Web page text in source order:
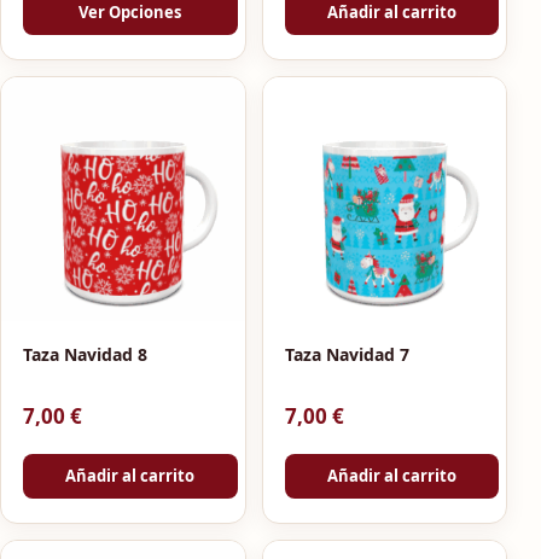
Ver Opciones Añadir al carrito
Taza Navidad 8
7,00 €
Añadir al carrito
Taza Navidad 7
7,00 €
Añadir al carrito